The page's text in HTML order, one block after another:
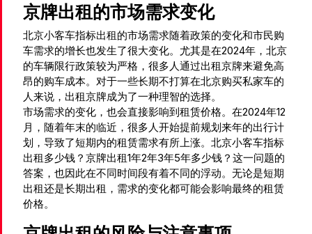
京牌出租的市场需求变化
北京小客车指标出租的市场需求随着政策的变化和市民购
车需求的增长也发生了很大变化。尤其是在2024年，北京
的车辆限行政策较为严格，很多人通过出租京牌来避免高
昂的购车成本。对于一些长期不打算在北京购买私家车的
人来说，出租京牌成为了一种理智的选择。
市场需求的变化，也会直接影响到租赁价格。在2024年12
月，随着年末的临近，很多人开始提前规划来年的出行计
划，导致了短期内的租赁需求有所上涨。北京小客车指标
出租多少钱？京牌出租1年2年3年5年多少钱？这一问题的
答案，也因此在不同时间段有着不同的浮动。无论是短期
出租还是长期出租，需求的变化都可能会影响最终的租赁
价格。